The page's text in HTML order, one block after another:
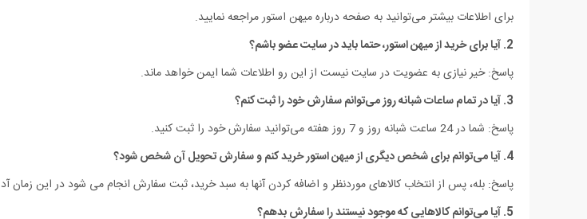
برای اطلاعات بیشتر می‌توانید به صفحه درباره میهن استور مراجعه نمایید.
2. آیا برای خرید از میهن استور، حتما باید در سایت عضو باشم؟
پاسخ: خیر نیازی به عضویت در سایت نیست از این رو اطلاعات شما ایمن خواهد ماند.
3. آیا در تمام ساعات شبانه روز می‌توانم سفارش خود را ثبت کنم؟
پاسخ: شما در 24 ساعت شبانه روز و 7 روز هفته می‌‏توانید سفارش خود را ثبت کنید.
4. آیا می‌توانم برای شخص دیگری از میهن استور خرید کنم و سفارش تحویل آن شخص شود؟
پاسخ: بله، پس از انتخاب کالاهای موردنظر و اضافه کردن آنها به سبد خرید، ثبت سفارش انجام می شود در این
5. آیا می‌‏توانم کالاهایی که موجود نیستند را سفارش بدهم؟